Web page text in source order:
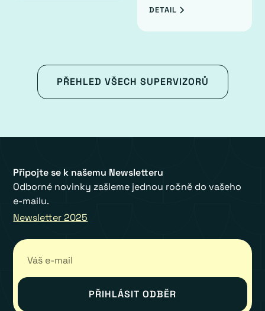
DETAIL
PŘEHLED VŠECH SUPERVIZORŮ
Připojte se k našemu Newsletteru
Odborné novinky zašleme jednou ročně do vašeho
e-mailu.
Newsletter 2025